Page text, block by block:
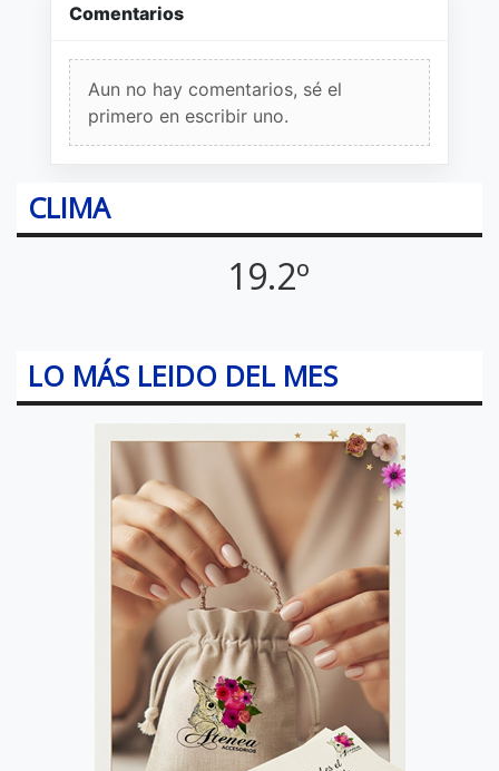
Comentarios
Aun no hay comentarios, sé el
primero en escribir uno.
CLIMA
19.2º
LO MÁS LEIDO DEL MES